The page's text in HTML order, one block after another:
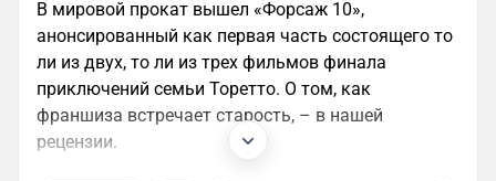
В мировой прокат вышел «Форсаж 10»,
анонсированный как первая часть состоящего то
ли из двух, то ли из трех фильмов финала
приключений семьи Торетто. О том, как
франшиза встречает старость, – в нашей
рецензии.